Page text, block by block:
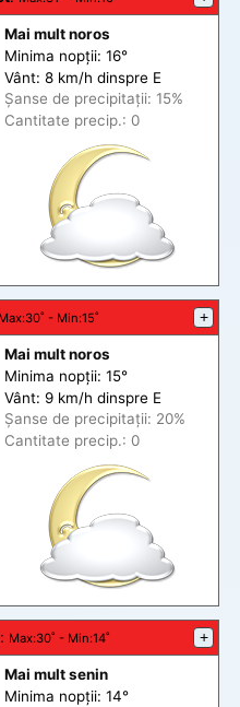
Mai mult noros
Minima nopții: 16°
Vânt: 8 km/h dinspre E
Șanse de precipitații: 15%
Cantitate precip.: 0
Max:30˚ - Min:15˚ +
Mai mult noros
Minima nopții: 15°
Vânt: 9 km/h dinspre E
Șanse de precipitații: 20%
Cantitate precip.: 0
: Max:30˚ - Min:14˚ +
Mai mult senin
Minima nopții: 14°